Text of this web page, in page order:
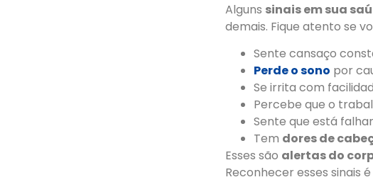
Alguns sinais em sua
demais. Fique atento se
Sente cansaço
Perde o sono por
Se irrita com
Percebe que o
Sente que está
Tem dores de
Esses são alertas do
Reconhecer esses sinais